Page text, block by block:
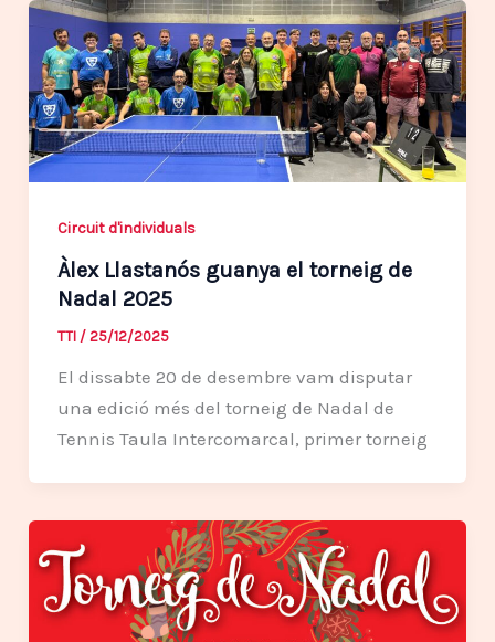
Circuit d'individuals
Àlex Llastanós guanya el torneig de
Nadal 2025
TTI / 25/12/2025
El dissabte 20 de desembre vam disputar
una edició més del torneig de Nadal de
Tennis Taula Intercomarcal, primer torneig